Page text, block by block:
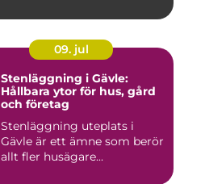
09. jul
Stenläggning i Gävle:
Hållbara ytor för hus, gård
och företag
Stenläggning uteplats i
Gävle är ett ämne som berör
allt fler husägare...